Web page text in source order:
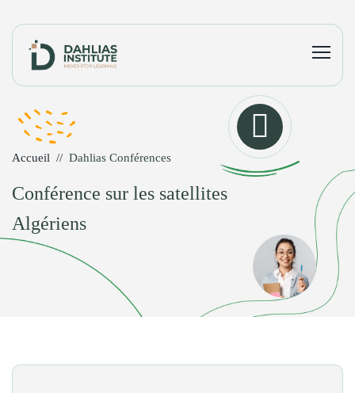
Accueil Dahlias Conférences
Conférence sur les satellites
Algériens